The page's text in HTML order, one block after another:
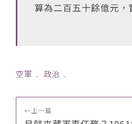
算為二百五十餘億元，
空軍 ﹒ 政治 ﹒
← 上一篇